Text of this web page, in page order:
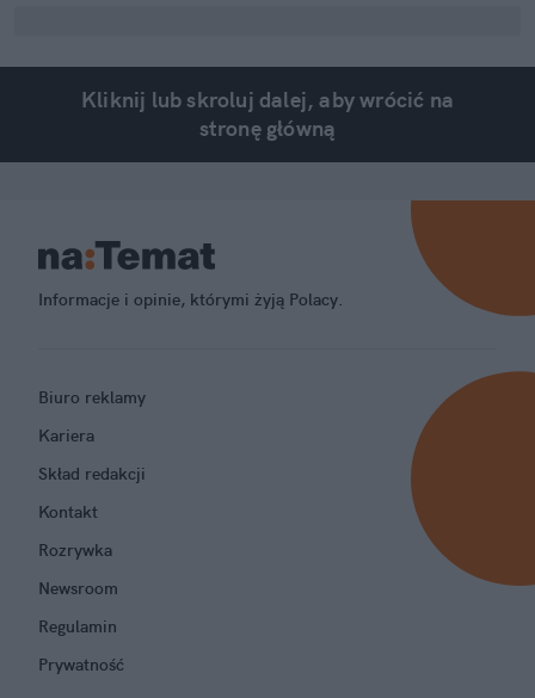
Kliknij lub skroluj dalej, aby wrócić na
stronę główną
Informacje i opinie, którymi żyją Polacy.
Biuro reklamy
Kariera
Skład redakcji
Kontakt
Rozrywka
Newsroom
Regulamin
Prywatność